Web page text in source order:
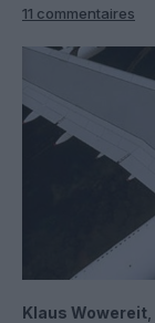
11 commentaires
Klaus Wowereit